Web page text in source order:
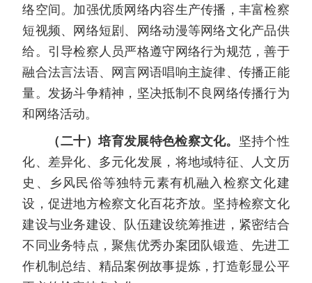
络空间。加强优质网络内容生产传播，丰富检察
短视频、网络短剧、网络动漫等网络文化产品供
给。引导检察人员严格遵守网络行为规范，善于
融合法言法语、网言网语唱响主旋律、传播正能
量。发扬斗争精神，坚决抵制不良网络传播行为
和网络活动。
（二十）培育发展特色检察文化。 坚持个性
化、差异化、多元化发展，将地域特征、人文历
史、乡风民俗等独特元素有机融入检察文化建
设，促进地方检察文化百花齐放。坚持检察文化
建设与业务建设、队伍建设统筹推进，紧密结合
不同业务特点，聚焦优秀办案团队锻造、先进工
作机制总结、精品案例故事提炼，打造彰显公平